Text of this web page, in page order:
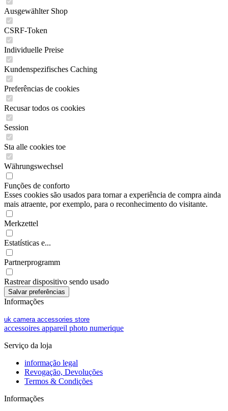
Ausgewählter Shop
CSRF-Token
Individuelle Preise
Kundenspezifisches Caching
Preferências de cookies
Recusar todos os cookies
Session
Sta alle cookies toe
Währungswechsel
Funções de conforto
Esses cookies são usados para tornar a experiência de compra ainda
mais atraente, por exemplo, para o reconhecimento do visitante.
Merkzettel
Estatísticas e...
Partnerprogramm
Rastrear dispositivo sendo usado
Informações
uk camera accessories store
accessoires appareil photo numerique
Serviço da loja
informação legal
Revogação, Devoluções
Termos & Condições
Informações